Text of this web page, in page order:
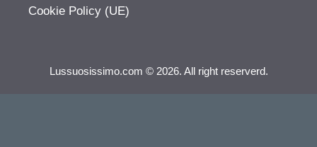
Cookie Policy (UE)
Lussuosissimo.com © 2026. All right reserverd.